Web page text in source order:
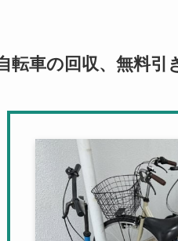
転車の回収、無料引